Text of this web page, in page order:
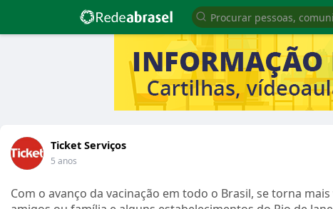
Ticket Serviços
5 anos
Com o avanço da vacinação em todo o Brasil, se torna